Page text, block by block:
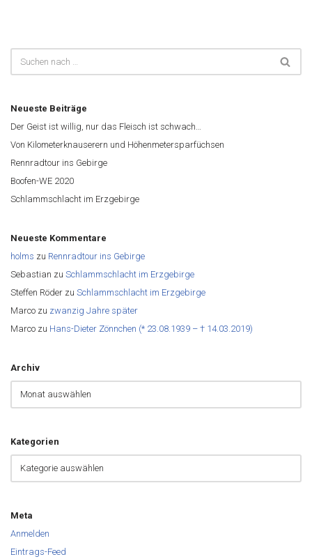
Neueste Beiträge
Der Geist ist willig, nur das Fleisch ist schwach…
Von Kilometerknauserern und Höhenmetersparfüchsen
Rennradtour ins Gebirge
Boofen-WE 2020
Schlammschlacht im Erzgebirge
Neueste Kommentare
holms zu Rennradtour ins Gebirge
Sebastian zu Schlammschlacht im Erzgebirge
Steffen Röder zu Schlammschlacht im Erzgebirge
Marco zu zwanzig Jahre später
Marco zu Hans-Dieter Zönnchen (* 23.08.1939 – † 14.03.2019)
Archiv
Kategorien
Meta
Anmelden
Eintrags-Feed